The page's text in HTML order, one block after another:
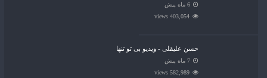
6 ماه پیش
403,054 views
حسن علیقلی - ویدیو بی تو تنها
7 ماه پیش
582,989 views